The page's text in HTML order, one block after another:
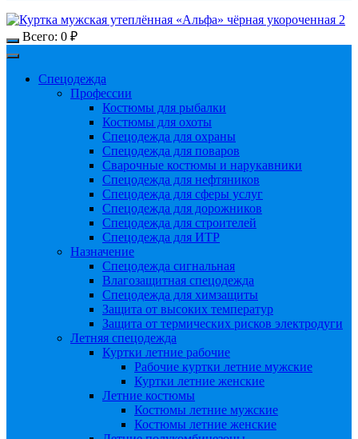
Всего: 0 ₽
Спецодежда
Профессии
Костюмы для рыбалки
Костюмы для охоты
Спецодежда для охраны
Спецодежда для поваров
Сварочные костюмы и нарукавники
Спецодежда для нефтяников
Спецодежда для сферы услуг
Спецодежда для дорожников
Спецодежда для строителей
Спецодежда для ИТР
Назначение
Спецодежда сигнальная
Влагозащитная спецодежда
Спецодежда для химзащиты
Защита от высоких температур
Защита от термических рисков электродуги
Летняя спецодежда
Куртки летние рабочие
Рабочие куртки летние мужские
Куртки летние женские
Летние костюмы
Костюмы летние мужские
Костюмы летние женские